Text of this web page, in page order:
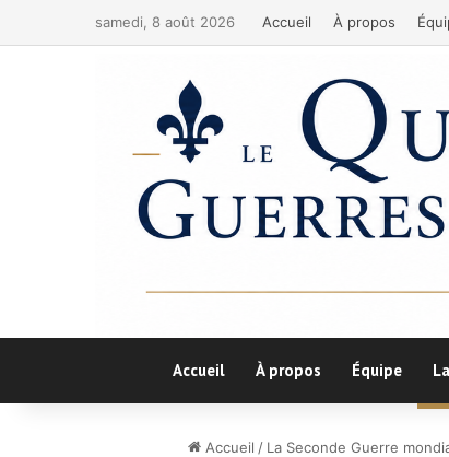
samedi, 8 août 2026 Accueil À propos
Accueil À propos Équipe
Accueil / La Seconde Guerre